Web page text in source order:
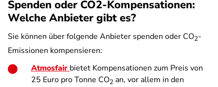
Spenden oder CO2-Kompensationen:
Welche Anbieter gibt es?
Sie können über folgende Anbieter spenden oder CO2-
Emissionen kompensieren:
Atmosfair bietet Kompensationen zum Preis von
25 Euro pro Tonne CO2 an, vor allem in den